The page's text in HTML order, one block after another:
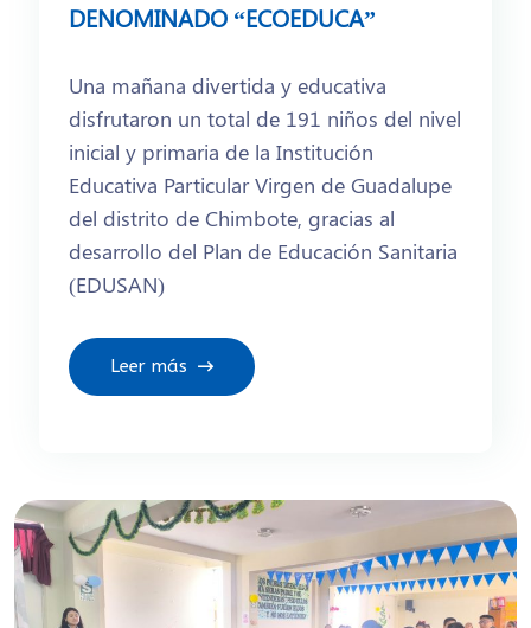
DENOMINADO “ECOEDUCA”
Una mañana divertida y educativa
disfrutaron un total de 191 niños del nivel
inicial y primaria de la Institución
Educativa Particular Virgen de Guadalupe
del distrito de Chimbote, gracias al
desarrollo del Plan de Educación Sanitaria
(EDUSAN)
Leer más